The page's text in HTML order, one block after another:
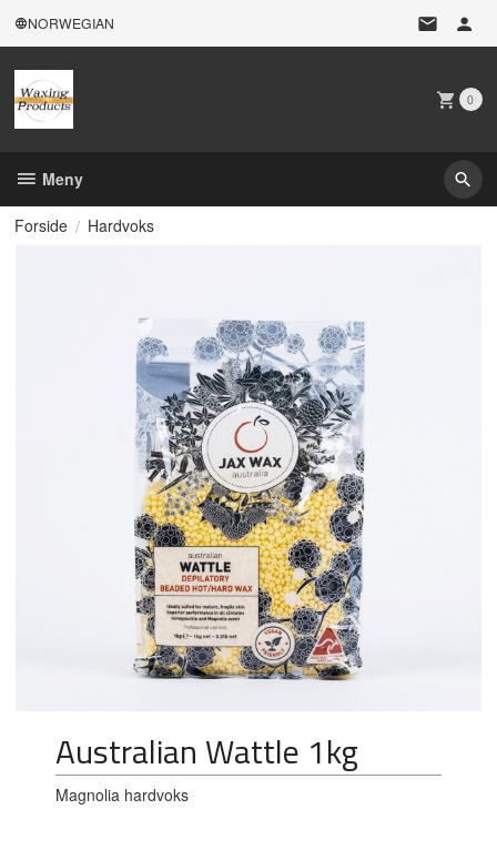
NORWEGIAN
0
Meny
Forside Hardvoks
Australian Wattle 1kg
Magnolia hardvoks